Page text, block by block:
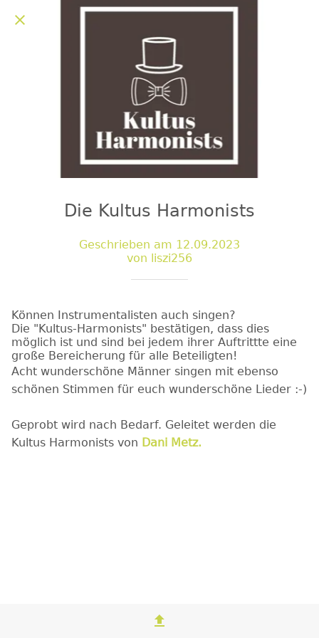
Die Kultus Harmonists
Geschrieben am 12.09.2023
von liszi256
Können Instrumentalisten auch singen?
Die "Kultus-Harmonists" bestätigen, dass dies
möglich ist und sind bei jedem ihrer Auftrittte eine
große Bereicherung für alle Beteiligten!
Acht wunderschöne Männer singen mit ebenso
schönen Stimmen für euch wunderschöne Lieder :-)
Geprobt wird nach Bedarf. Geleitet werden die
Kultus Harmonists von Dani Metz.